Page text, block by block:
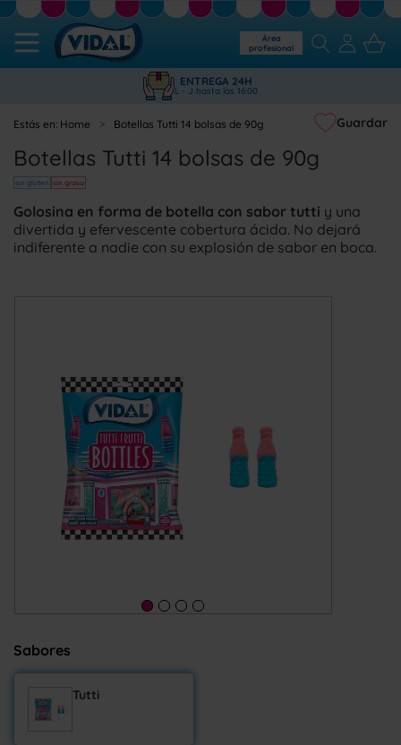
Área
profesional
ENTREGA 24H
L - J hasta las 16:00
Home Botellas Tutti 14 bolsas de 90g
Botellas Tutti 14 bolsas de 90g
sin gluten sin grasa
Guardar
Golosina en forma de botella con sabor tutti y una
divertida y efervescente cobertura ácida. No dejará
indiferente a nadie con su explosión de sabor en boca.
Sabores
Tutti